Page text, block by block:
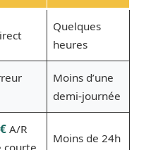
Quelques
heures
Moins d’une
demi-journée
A/R
Moins de 24h